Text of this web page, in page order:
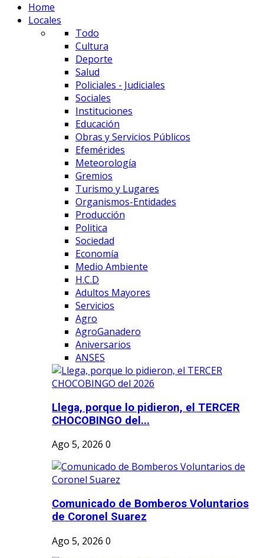
Home
Locales
Todo
Cultura
Deporte
Salud
Policiales - Judiciales
Sociales
Instituciones
Educación
Obras y Servicios Públicos
Efemérides
Meteorología
Gremios
Turismo y Lugares
Organismos-Entidades
Producción
Politica
Sociedad
Economía
Medio Ambiente
H.C.D
Adultos Mayores
Servicios
Agro
AgroGanadero
Aniversarios
ANSES
Llega, porque lo pidieron, el TERCER
CHOCOBINGO del...
Ago 5, 2026 0
Comunicado de Bomberos Voluntarios
de Coronel Suarez
Ago 5, 2026 0